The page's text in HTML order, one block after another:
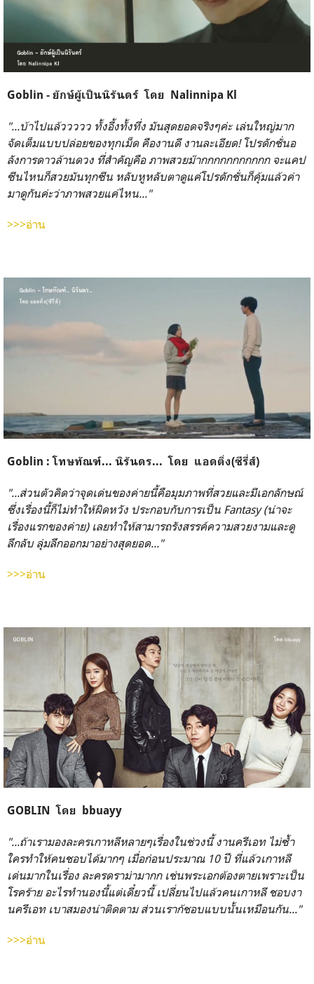
Goblin - ยักษ์ผู้เป็นนิรันดร์ โดย Nalinnipa Kl
"...บ้าไปแล้ววววว ทั้งอี้งทั้งทึ่ง มันสุดยอดจริงๆค่ะ เล่นใหญ่มาก
จัดเต็มแบบปล่อยของทุกเม็ด คืองานดี งานละเอียด! โปรดักชั่นอ
ลังการดาวล้านดวง ที่สำคัญคือ ภาพสวยม๊ากกกกกกกกกกก จะแคป
ซีนไหนก็สวยมันทุกซีน หลับหูหลับตาดูแค่โปรดักชั่นก็คุ้มแล้วค่า
มาดูกันค่ะว่าภาพสวยแค่ไหน..."
>>>อ่าน
Goblin : โทษทัณฑ์... นิรันดร... โดย แอดติ่ง(ซีรี่ส์)
"...ส่วนตัวคิดว่าจุดเด่นของค่ายนี้คือมุมภาพที่สวยและมีเอกลักษณ์
ซึ่งเรื่องนี้ก็ไม่ทำให้ผิดหวัง ประกอบกับการเป็น Fantasy (น่าจะ
เรื่องแรกของค่าย) เลยทำให้สามารถรังสรรค์ความสวยงามและดู
ลึกลับ ลุ่มลึกออกมาอย่างสุดยอด..."
>>>อ่าน
GOBLIN โดย bbuayy
"...ถ้าเรามองละครเกาหลีหลายๆเรื่องในช่วงนี้ งานครีเอท ไม่ซ้ำ
ใครทำให้คนชอบได้มากๆ เมื่อก่อนประมาณ 10 ปี ที่แล้วเกาหลี
เด่นมากในเรื่อง ละครดราม่ามากก เช่นพระเอกต้องตายเพราะเป็น
โรคร้าย อะไรทำนองนี้แต่เดี๋ยวนี้ เปลี่ยนไปแล้วคนเกาหลี ชอบงา
นครีเอท เบาสมองน่าติดตาม ส่วนเราก้ชอบแบบนั้นเหมือนกัน..."
>>>อ่าน